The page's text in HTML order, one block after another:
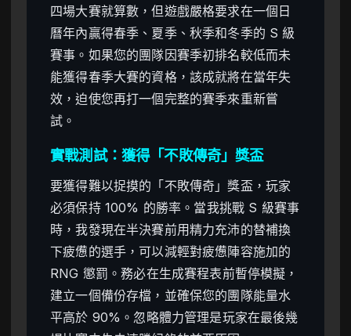
四場大賽就算數，但遊戲嚴格要求在一個日
曆年內贏得春季、夏季、秋季和冬季的 S 級
賽事。如果您的團隊因賽季初排名較低而未
能獲得春季大賽的資格，該成就將在當年失
效，迫使您再打一個完整的賽季來重新嘗
試。
實戰測試：獲得「不敗傳奇」獎盃
要獲得難以捉摸的「不敗傳奇」獎盃，玩家
必須保持 100% 的勝率。當我挑戰 S 級賽事
時，我發現在半決賽前用精力充沛的替補換
下疲憊的選手，可以減輕對疲憊陣容施加的
RNG 懲罰。務必在生成賽程表前暫停模擬，
建立一個備份存檔，並確保您的團隊能量水
平高於 90%。忽略體力管理是玩家在最後幾